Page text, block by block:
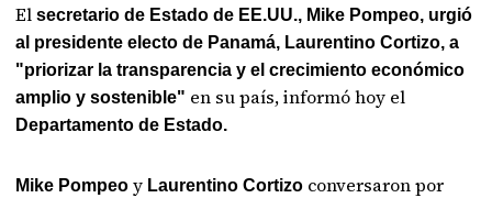
Elsecretario de Estado de EE.UU., Mike Pompeo, urgió
al presidente electo de Panamá, Laurentino Cortizo, a
"priorizar la transparencia y el crecimiento económico
amplio y sostenible" en su país, informó hoy el
Departamento de Estado.
Mike Pompeo y Laurentino Cortizo conversaron por